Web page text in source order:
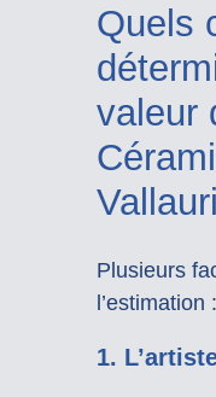
Quels
valeur
Plusieurs
l’estimation :
1.